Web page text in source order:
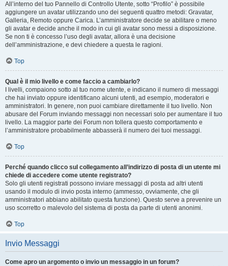
All’interno del tuo Pannello di Controllo Utente, sotto “Profilo” è possibile
aggiungere un avatar utilizzando uno dei seguenti quattro metodi: Gravatar,
Galleria, Remoto oppure Carica. L’amministratore decide se abilitare o meno
gli avatar e decide anche il modo in cui gli avatar sono messi a disposizione.
Se non ti è concesso l’uso degli avatar, allora è una decisione
dell’amministrazione, e devi chiedere a questa le ragioni.
Top
Qual è il mio livello e come faccio a cambiarlo?
I livelli, compaiono sotto al tuo nome utente, e indicano il numero di messaggi
che hai inviato oppure identificano alcuni utenti, ad esempio, moderatori e
amministratori. In genere, non puoi cambiare direttamente il tuo livello. Non
abusare del Forum inviando messaggi non necessari solo per aumentare il tuo
livello. La maggior parte dei Forum non tollera questo comportamento e
l’amministratore probabilmente abbasserà il numero dei tuoi messaggi.
Top
Perché quando clicco sul collegamento all’indirizzo di posta di un utente mi
chiede di accedere come utente registrato?
Solo gli utenti registrati possono inviare messaggi di posta ad altri utenti
usando il modulo di invio posta interno (ammesso, ovviamente, che gli
amministratori abbiano abilitato questa funzione). Questo serve a prevenire un
uso scorretto o malevolo del sistema di posta da parte di utenti anonimi.
Top
Invio Messaggi
Come apro un argomento o invio un messaggio in un forum?